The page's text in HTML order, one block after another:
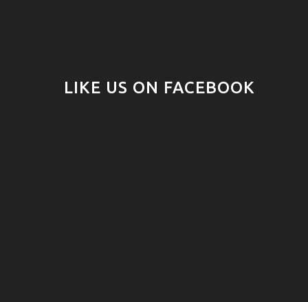
LIKE US ON FACEBOOK